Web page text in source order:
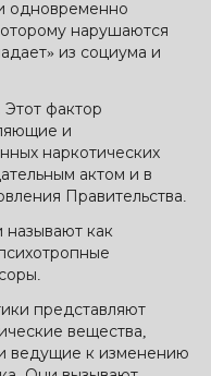
одновременно
нарушаются
из социума и
Этот фактор
и
наркотических
актом и в
Правительства.
как
представляют
вещества,
ведущие к изменению